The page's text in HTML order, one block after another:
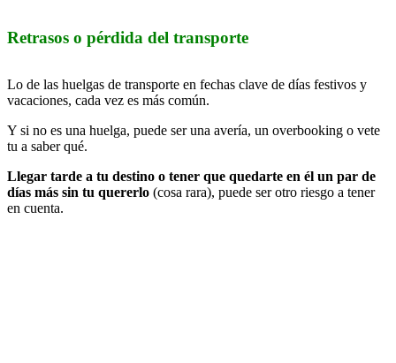
Retrasos o pérdida del transporte
Lo de las huelgas de transporte en fechas clave de días festivos y
vacaciones, cada vez es más común.
Y si no es una huelga, puede ser una avería, un overbooking o vete
tu a saber qué.
Llegar tarde a tu destino o tener que quedarte en él un par de
días más sin tu quererlo (cosa rara), puede ser otro riesgo a tener
en cuenta.